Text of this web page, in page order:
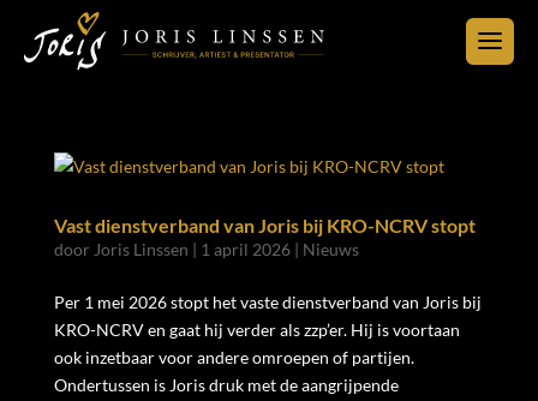
Vast dienstverband van Joris bij KRO-NCRV stopt
door Joris Linssen | 1 april 2026| Nieuws
Per 1 mei 2026 stopt het vaste dienstverband van Joris bij
KRO-NCRV en gaat hij verder als zzp’er. Hij is voortaan
ook inzetbaar voor andere omroepen of partijen.
Ondertussen is Joris druk met de aangrijpende